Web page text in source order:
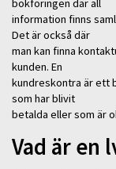
bokföringen där all
information finns
Det är också där
man kan finna
kunden. En
kundreskontra är ett
som har blivit
betalda eller som är
Vad är en